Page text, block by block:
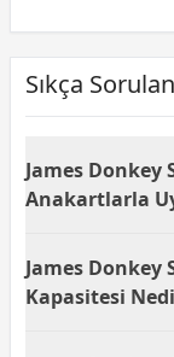
Sıkça
James Donkey
Anakartlarla
Gaming Kasa
uyumludur. Bu
özelliklerdeki
James Donkey
Kapasitesi